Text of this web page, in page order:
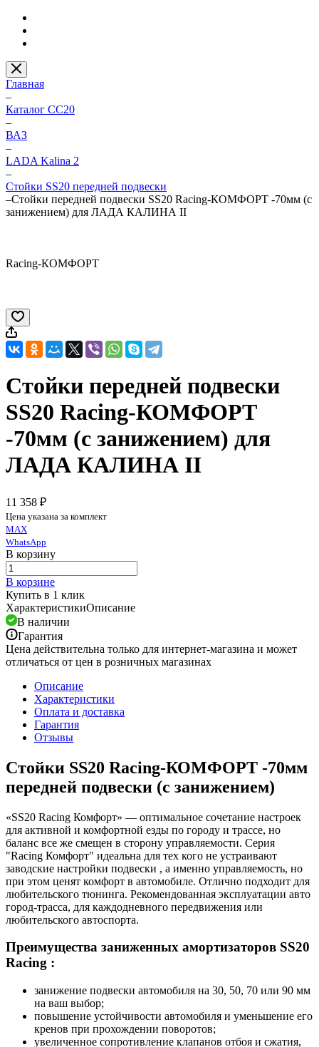
Главная
–
Каталог CC20
–
ВАЗ
–
LADA Kalina 2
–
Стойки SS20 передней подвески
–Стойки передней подвески SS20 Racing-КОМФОРТ -70мм (с
занижением) для ЛАДА КАЛИНА II
Racing-КОМФОРТ
Стойки передней подвески
SS20 Racing-КОМФОРТ
-70мм (с занижением) для
ЛАДА КАЛИНА II
11 358 ₽
Цена указана за комплект
MAX
WhatsApp
В корзину
В корзине
Купить в 1 клик
ХарактеристикиОписание
В наличии
Гарантия
Цена действительна только для интернет-магазина и может
отличаться от цен в розничных магазинах
Описание
Характеристики
Оплата и доставка
Гарантия
Отзывы
Стойки SS20 Racing-КОМФОРТ -70мм
передней подвески (с занижением)
«SS20 Racing Комфорт» — оптимальное сочетание настроек
для активной и комфортной езды по городу и трассе, но
баланс все же смещен в сторону управляемости. Серия
"Racing Комфорт" идеальна для тех кого не устраивают
заводские настройки подвески , а именно управляемость, но
при этом ценят комфорт в автомобиле. Отлично подходит для
любительского тюнинга. Рекомендованная эксплуатации авто
город-трасса, для каждодневного передвижения или
любительского автоспорта.
Преимущества заниженных амортизаторов SS20
Racing :
занижение подвески автомобиля на 30, 50, 70 или 90 мм
на ваш выбор;
повышение устойчивости автомобиля и уменьшение его
кренов при прохождении поворотов;
увеличенное сопротивление клапанов отбоя и сжатия,